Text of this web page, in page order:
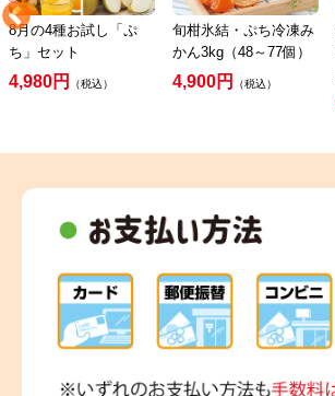
8月の4種お試し「ぷ
ち」セット
4,980円 （税込）
旬柑氷結・ぷち冷凍み
かん3kg（48～77個）
4,900円 （税込）